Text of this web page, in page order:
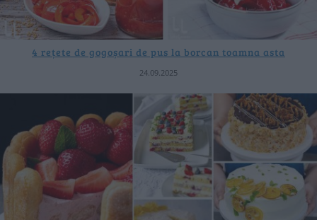
4 rețete de gogoșari de pus la borcan toamna asta
24.09.2025